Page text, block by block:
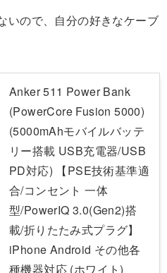
いので、自分の好きなケーブ
Anker 511 Power Bank
(PowerCore Fusion 5000)
(5000mAhモバイルバッテ
リー搭載 USB充電器/USB
PD対応) 【PSE技術基準適
合/コンセント 一体
型/PowerIQ 3.0(Gen2)搭
載/折りたたみ式プラグ】
iPhone Android その他各
種機器対応 (ホワイト)